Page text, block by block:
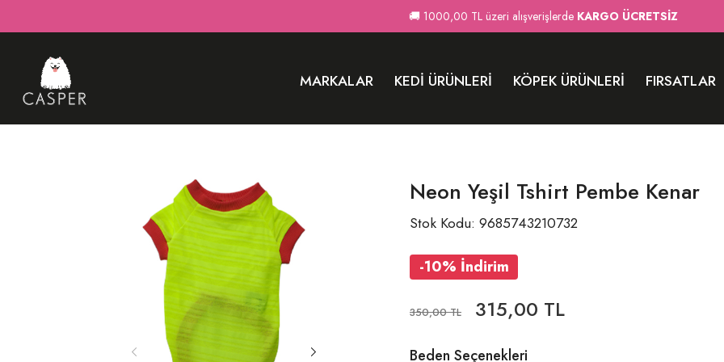
🚚 1000,00 TL üzeri alışverişlerde KARGO ÜCRETSİZ
MARKALAR KEDI ÜRÜNLERI KÖPEK ÜRÜNLERI FIRSATLAR
Neon Yeşil Tshirt Pembe Kenar
Stok Kodu: 9685743210732
-10% İndirim
350,00 TL 315,00 TL
Beden Seçenekleri